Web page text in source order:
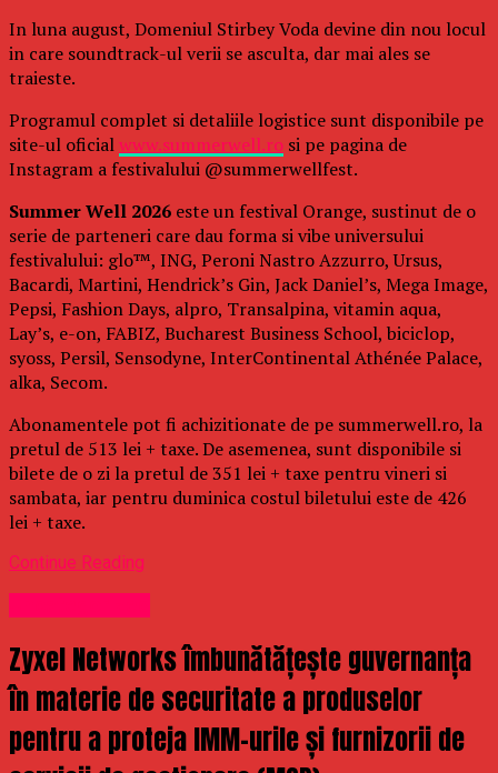
In luna august, Domeniul Stirbey Voda devine din nou locul
in care soundtrack-ul verii se asculta, dar mai ales se
traieste.
Programul complet si detaliile logistice sunt disponibile pe
site-ul oficialwww.summerwell.ro si pe pagina de
Instagram a festivalului @summerwellfest.
Summer Well 2026 este un festival Orange, sustinut de o
serie de parteneri care dau forma si vibe universului
festivalului: glo™, ING, Peroni Nastro Azzurro, Ursus,
Bacardi, Martini, Hendrick’s Gin, Jack Daniel’s, Mega Image,
Pepsi, Fashion Days, alpro, Transalpina, vitamin aqua,
Lay’s, e-on, FABIZ, Bucharest Business School, biciclop,
syoss, Persil, Sensodyne, InterContinental Athénée Palace,
alka, Secom.
Abonamentele pot fi achizitionate de pe summerwell.ro, la
pretul de 513 lei + taxe. De asemenea, sunt disponibile si
bilete de o zi la pretul de 351 lei + taxe pentru vineri si
sambata, iar pentru duminica costul biletului este de 426
lei + taxe.
Continue Reading
Zyxel Networks îmbunătățește guvernanța
în materie de securitate a produselor
pentru a proteja IMM-urile și furnizorii de